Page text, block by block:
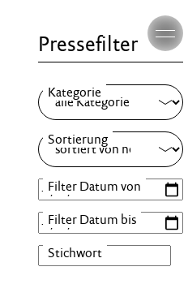
Pressefilter